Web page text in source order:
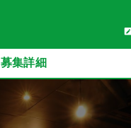
募集詳細